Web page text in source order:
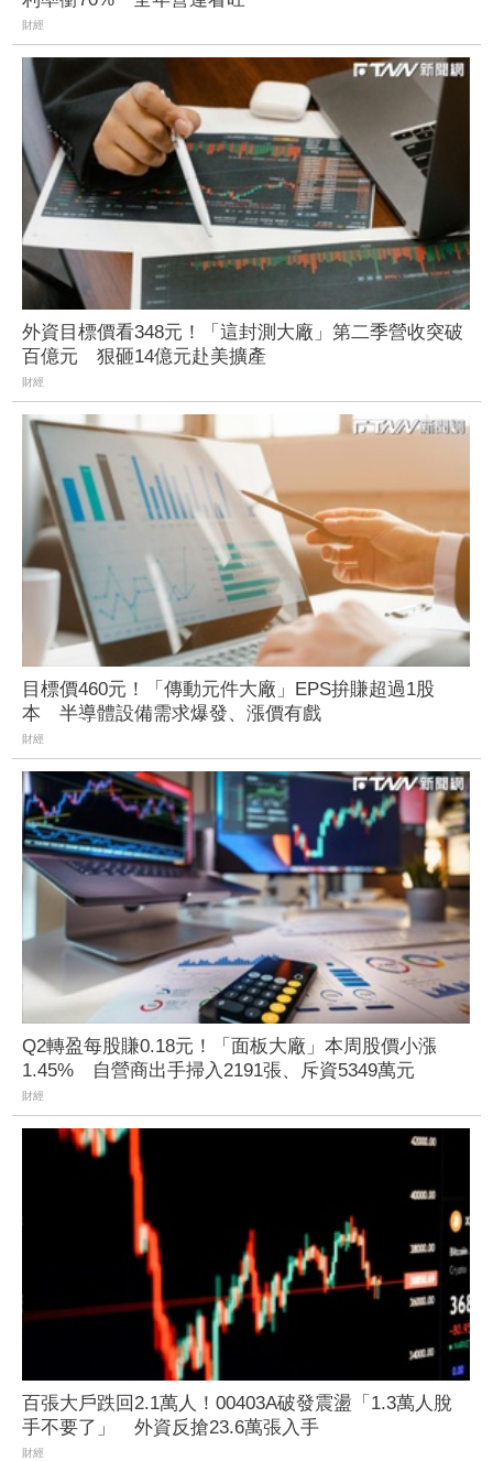
財經
外資目標價看348元！「這封測大廠」第二季營收突破
百億元 狠砸14億元赴美擴產
財經
目標價460元！「傳動元件大廠」EPS拚賺超過1股
本 半導體設備需求爆發、漲價有戲
財經
Q2轉盈每股賺0.18元！「面板大廠」本周股價小漲
1.45% 自營商出手掃入2191張、斥資5349萬元
財經
百張大戶跌回2.1萬人！00403A破發震盪「1.3萬人脫
手不要了」 外資反搶23.6萬張入手
財經